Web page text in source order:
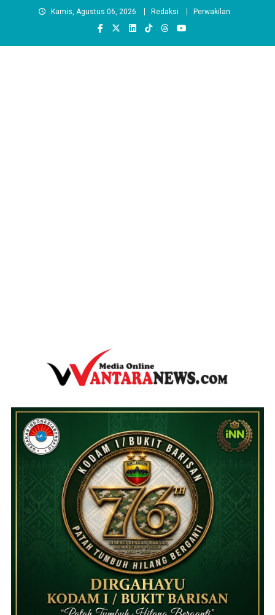
Kamis, Agustus 06, 2026 Redaksi Perwakilan
wantaranews.com